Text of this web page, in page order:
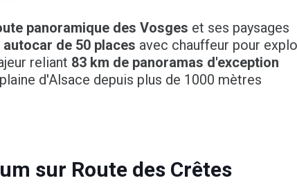
panoramique des Vosges et ses paysages
autocar de 50 places avec chauffeur pour
reliant 83 km de panoramas d'exception
d'Alsace depuis plus de 1000 mètres
sur Route des Crêtes